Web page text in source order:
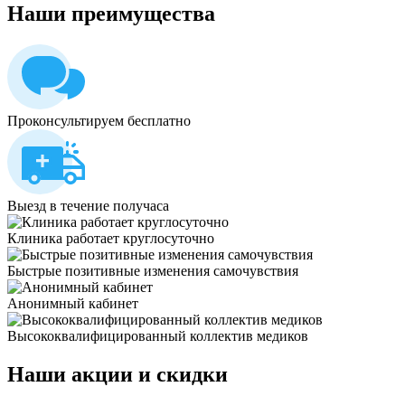
Наши преимущества
Проконсультируем бесплатно
Выезд в течение получаса
Клиника работает круглосуточно
Быстрые позитивные изменения самочувствия
Анонимный кабинет
Высококвалифицированный коллектив медиков
Наши акции и скидки